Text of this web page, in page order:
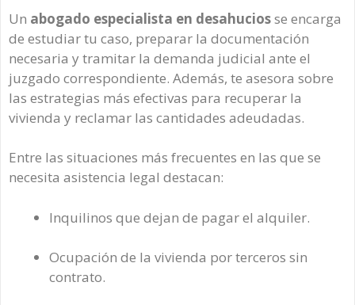
Un abogado especialista en desahuciosse encarga
de estudiar tu caso, preparar la documentación
necesaria y tramitar la demanda judicial ante el
juzgado correspondiente. Además, te asesora sobre
las estrategias más efectivas para recuperar la
vivienda y reclamar las cantidades adeudadas.
Entre las situaciones más frecuentes en las que se
necesita asistencia legal destacan:
Inquilinos que dejan de pagar el alquiler.
Ocupación de la vivienda por terceros sin
contrato.